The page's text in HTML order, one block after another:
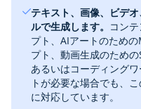
テキスト、画像、ビデ
ルで生成します。‎ コン
プト、AIアートのため
プト、動画生成のため
あるいはコーディング
トが必要な場合でも、
に対応しています。